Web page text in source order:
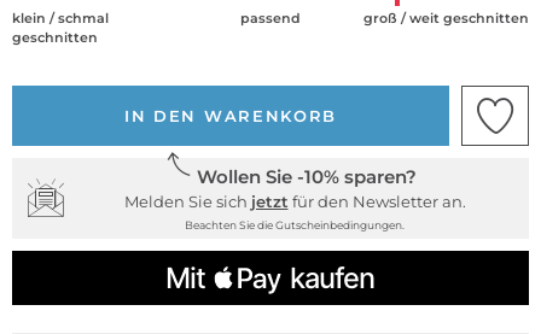
klein / schmal
geschnitten
passend groß / weit geschnitten
IN DEN WARENKORB
Wollen Sie -10% sparen?
Melden Sie sich jetzt für den Newsletter an.
Beachten Sie die Gutscheinbedingungen.